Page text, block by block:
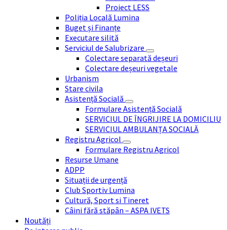
Proiect LESS
Poliția Locală Lumina
Buget și Finanțe
Executare silită
Serviciul de Salubrizare
Colectare separată deșeuri
Colectare deșeuri vegetale
Urbanism
Stare civila
Asistență Socială
Formulare Asistență Socială
SERVICIUL DE ÎNGRIJIRE LA DOMICILIU
SERVICIUL AMBULANȚA SOCIALĂ
Registru Agricol
Formulare Registru Agricol
Resurse Umane
ADPP
Situații de urgență
Club Sportiv Lumina
Cultură, Sport si Tineret
Câini fără stăpân – ASPA IVETS
Noutăți